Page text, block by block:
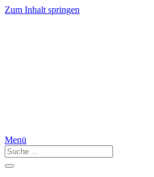
Zum Inhalt springen
Menü